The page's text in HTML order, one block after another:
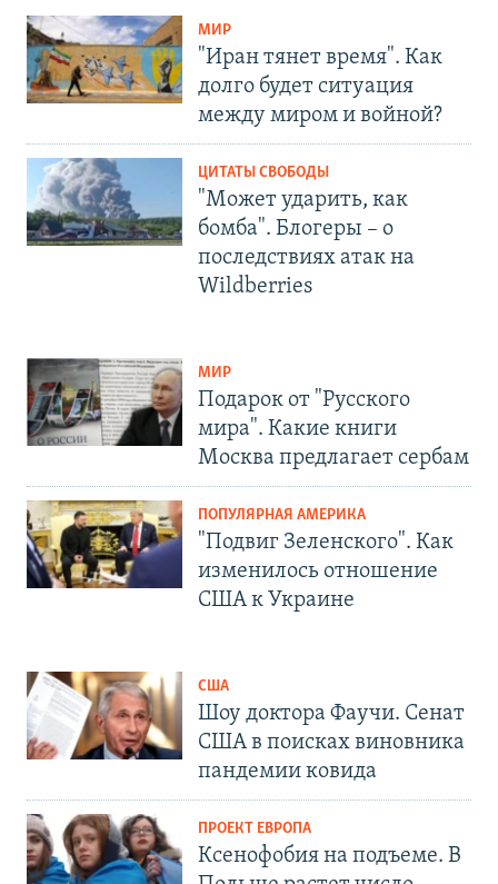
МИР
"Иран тянет время". Как
долго будет ситуация
между миром и войной?
ЦИТАТЫ СВОБОДЫ
"Может ударить, как
бомба". Блогеры – о
последствиях атак на
Wildberries
МИР
Подарок от "Русского
мира". Какие книги
Москва предлагает сербам
ПОПУЛЯРНАЯ АМЕРИКА
"Подвиг Зеленского". Как
изменилось отношение
США к Украине
США
Шоу доктора Фаучи. Сенат
США в поисках виновника
пандемии ковида
ПРОЕКТ ЕВРОПА
Ксенофобия на подъеме. В